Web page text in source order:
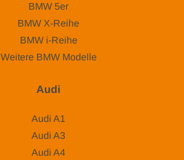
BMW 5er
BMW X-Reihe
BMW i-Reihe
Weitere BMW Modelle
Audi
Audi A1
Audi A3
Audi A4